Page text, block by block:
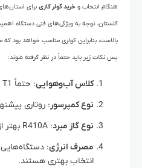
هنگام انتخاب و خرید کولر گازی برای
گلستان، توجه به ویژگی‌های فنی دستگاه
بالاست، بنابراین کولری مناسب خواهد بود
پس نکات زیر باید حتماً در نظر گرفته شوند:
کلاس آب‌وهوایی: حتماً T1 باشد.
نوع کمپرسور: روتاری
نوع گاز مبرد: R410A بهتر از R22 است.
مصرف انرژی
انتخاب بهتری هستند.